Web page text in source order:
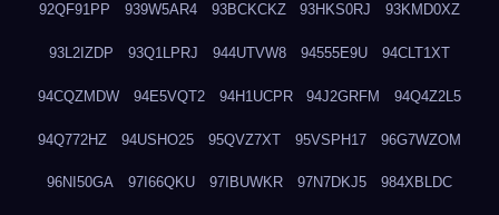
92QF91PP 939W5AR4 93BCKCKZ 93HKS0RJ 93KMD0XZ
93L2IZDP 93Q1LPRJ 944UTVW8 94555E9U 94CLT1XT
94CQZMDW 94E5VQT2 94H1UCPR 94J2GRFM 94Q4Z2L5
94Q772HZ 94USHO25 95QVZ7XT 95VSPH17 96G7WZOM
96NI50GA 97I66QKU 97IBUWKR 97N7DKJ5 984XBLDC